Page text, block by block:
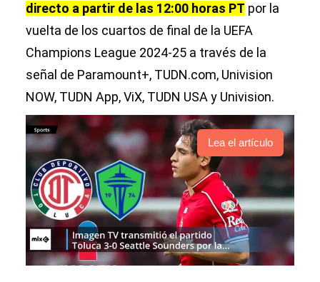
directo a partir de las 12:00 horas PT por la
vuelta de los cuartos de final de la UEFA
Champions League 2024-25 a través de la
señal de Paramount+, TUDN.com, Univision
NOW, TUDN App, ViX, TUDN USA y Univision.
Lea el artículo